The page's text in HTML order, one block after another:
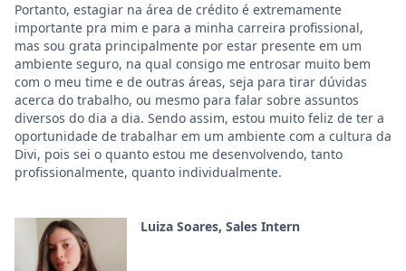
Portanto, estagiar na área de crédito é extremamente
importante pra mim e para a minha carreira profissional,
mas sou grata principalmente por estar presente em um
ambiente seguro, na qual consigo me entrosar muito bem
com o meu time e de outras áreas, seja para tirar dúvidas
acerca do trabalho, ou mesmo para falar sobre assuntos
diversos do dia a dia. Sendo assim, estou muito feliz de ter a
oportunidade de trabalhar em um ambiente com a cultura da
Divi, pois sei o quanto estou me desenvolvendo, tanto
profissionalmente, quanto individualmente.
Luiza Soares, Sales Intern